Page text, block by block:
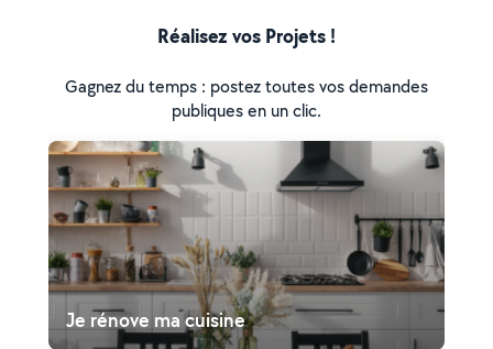
Réalisez vos Projets !
Gagnez du temps : postez toutes vos demandes
publiques en un clic.
Je rénove ma cuisine